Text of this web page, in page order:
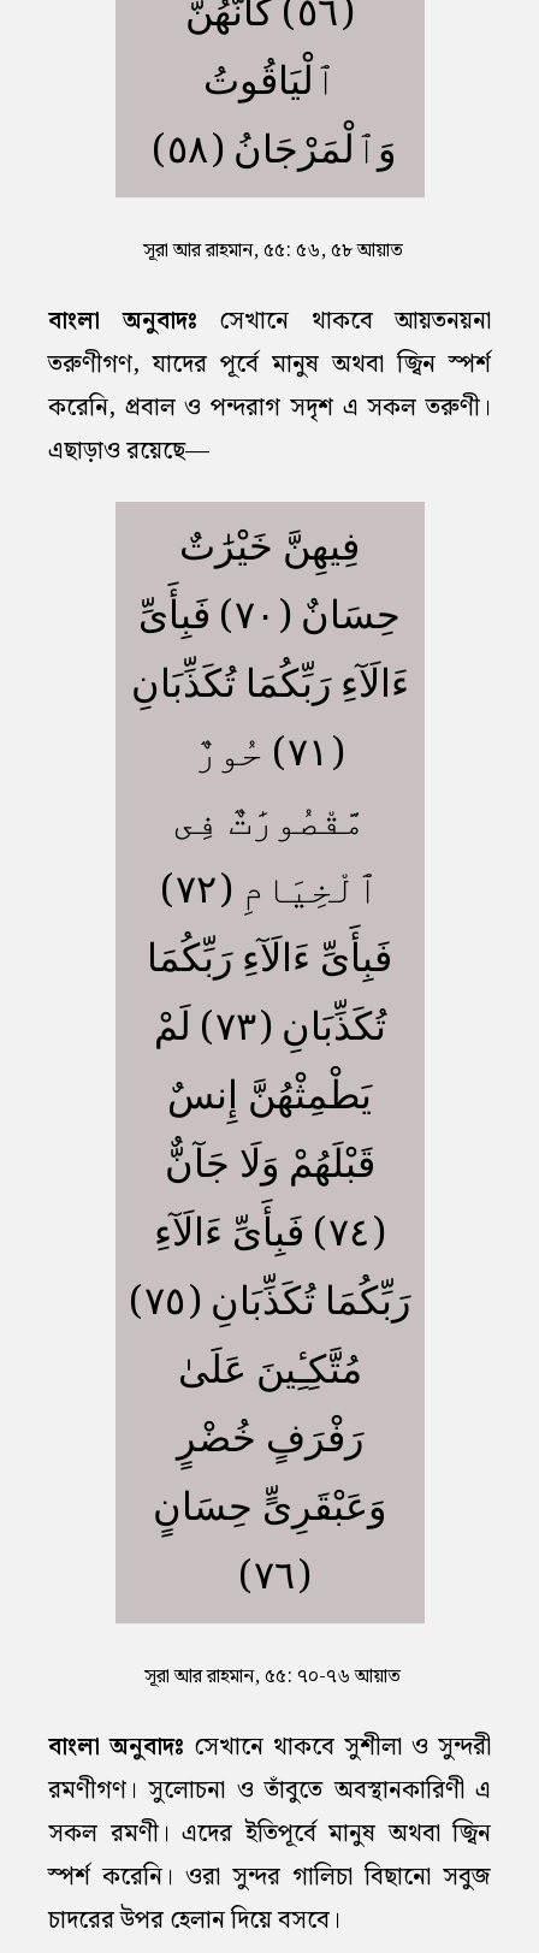
(٥٦) كَأَنَّهُنَّ
ٱلْيَاقُوتُ
وَٱلْمَرْجَانُ (٥٨)
সূরা আর রাহমান, ৫৫: ৫৬, ৫৮ আয়াত
বাংলা অনুবাদঃ সেখানে থাকবে আয়তনয়না
তরুণীগণ, যাদের পূর্বে মানুষ অথবা জ্বিন স্পর্শ
করেনি, প্রবাল ও পন্দরাগ সদৃশ এ সকল তরুণী।
এছাড়াও রয়েছে—
فِيهِنَّ خَيْرَٰتٌ
حِسَانٌ (٧٠) فَبِأَىِّ
ءَالَآءِ رَبِّكُمَا تُكَذِّبَانِ
(٧١) حُورٌ
مَّقْصُورَٰتٌ فِى
ٱلْخِيَامِ (٧٢)
فَبِأَىِّ ءَالَآءِ رَبِّكُمَا
تُكَذِّبَانِ (٧٣) لَمْ
يَطْمِثْهُنَّ إِنسٌ
قَبْلَهُمْ وَلَا جَآنٌّ
(٧٤) فَبِأَىِّ ءَالَآءِ
رَبِّكُمَا تُكَذِّبَانِ (٧٥)
مُتَّكِـِٔينَ عَلَىٰ
رَفْرَفٍ خُضْرٍ
وَعَبْقَرِىٍّ حِسَانٍ
(٧٦)
সূরা আর রাহমান, ৫৫: ৭০-৭৬ আয়াত
বাংলা অনুবাদঃ সেখানে থাকবে সুশীলা ও সুন্দরী
রমণীগণ। সুলোচনা ও তাঁবুতে অবস্থানকারিণী এ
সকল রমণী। এদের ইতিপূর্বে মানুষ অথবা জ্বিন
স্পর্শ করেনি। ওরা সুন্দর গালিচা বিছানো সবুজ
চাদরের উপর হেলান দিয়ে বসবে।